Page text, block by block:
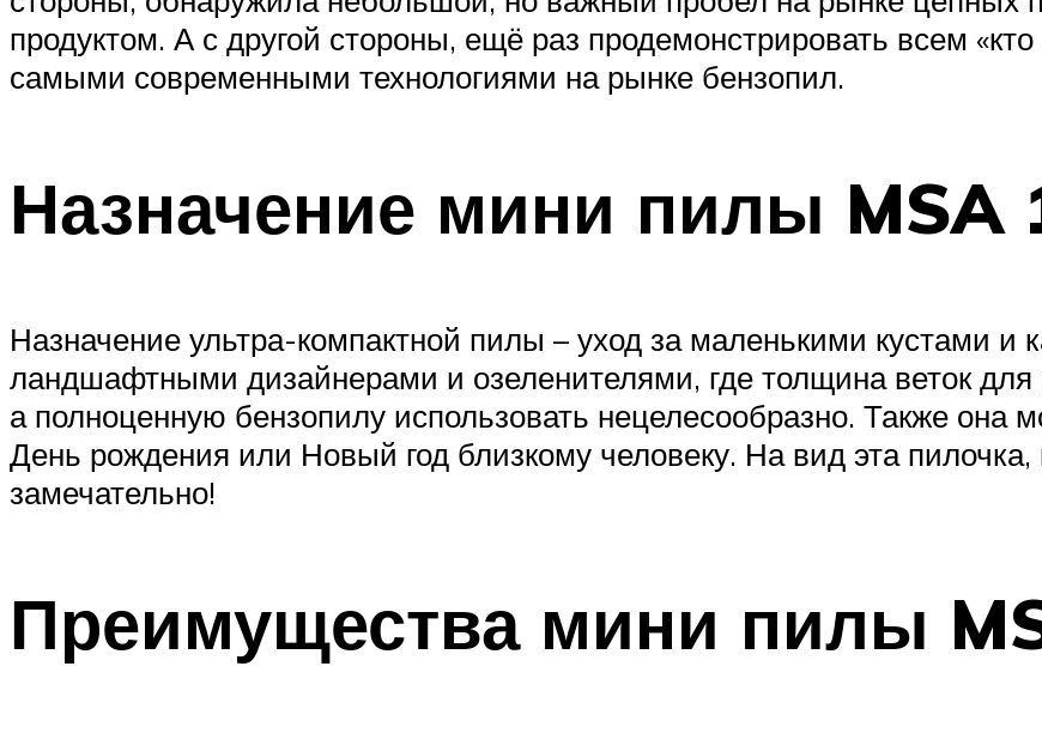
продуктом. А с другой стороны, ещё раз продемонстрировать всем
самыми современными технологиями на рынке бензопил.
Назначение мини пилы MSA
Назначение ультра-компактной пилы – уход за маленькими кустами и
ландшафтными дизайнерами и озеленителями, где толщина веток для
а полноценную бензопилу использовать нецелесообразно. Также она
День рождения или Новый год близкому человеку. На вид эта пилочка,
замечательно!
Преимущества мини пилы